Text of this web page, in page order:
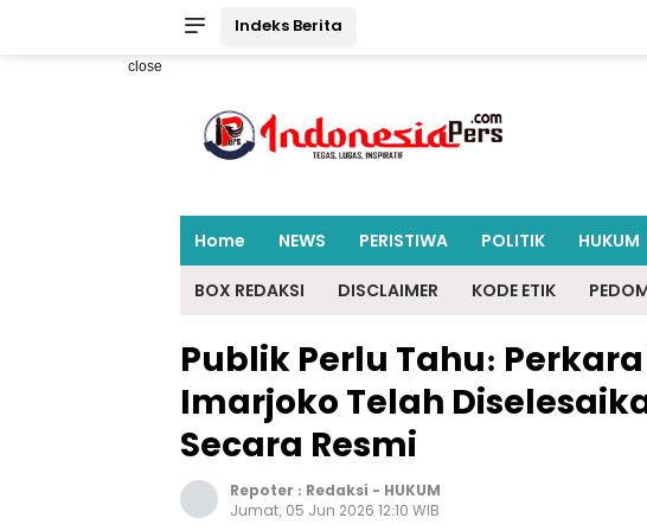
Indeks Berita
close
Home NEWS PERISTIWA POLITIK HUKUM
BOX REDAKSI DISCLAIMER KODE ETIK
Publik Perlu Tahu:
Imarjoko Telah
Secara Resmi
Repoter : Redaksi - HUKUM
Jumat, 05 Jun 2026 12:10 WIB